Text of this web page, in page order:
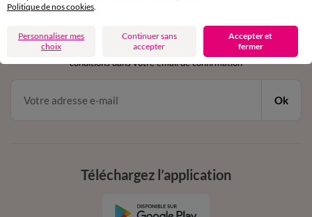
en vous inscrivant à la newsletter
dès 20€ d’achat
conditions dans votre email de confirmation
Ok
Téléchargez l’application
Politique de nos cookies
Personnaliser mes
choix
Continuer sans
accepter
Accepter et
fermer